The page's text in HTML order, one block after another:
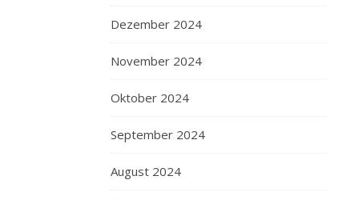
Dezember 2024
November 2024
Oktober 2024
September 2024
August 2024